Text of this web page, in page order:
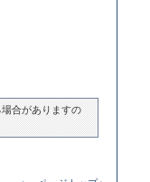
合がありますの